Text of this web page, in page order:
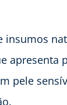
insumos
apresenta
pele